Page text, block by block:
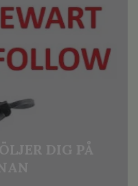
DIG PÅ